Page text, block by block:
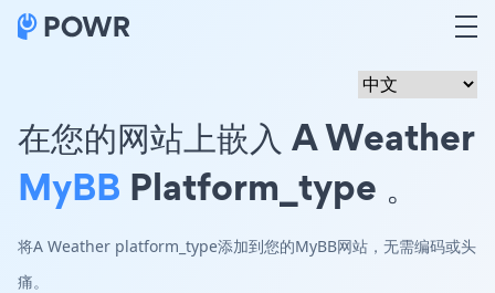
在您的网站上嵌入 A Weather
MyBB Platform_type 。
将A Weather platform_type添加到您的MyBB网站，无需编码或头
痛。